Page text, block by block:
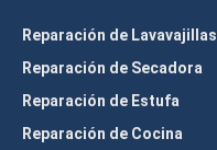
Reparación de Lavavajillas
Reparación de Secadora
Reparación de Estufa
Reparación de Cocina